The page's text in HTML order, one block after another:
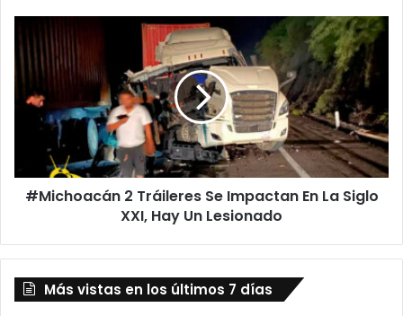
Tráileres
Se
Impactan
XXI,
Hay#Michoacán 2 Tráileres Se Impactan En La Siglo
XXI, Hay Un Lesionado
Más vistas en los últimos 7 días